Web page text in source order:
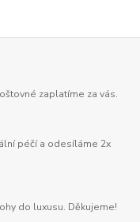
zaplatíme za vás.
péčí a odesíláme 2x
do luxusu. Děkujeme!